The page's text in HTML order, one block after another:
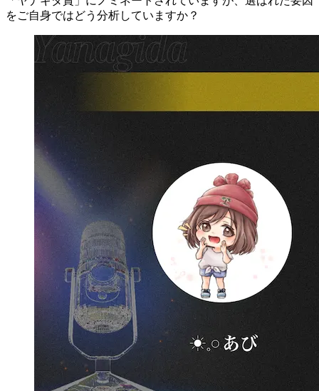
をご自身ではどう分析していますか？